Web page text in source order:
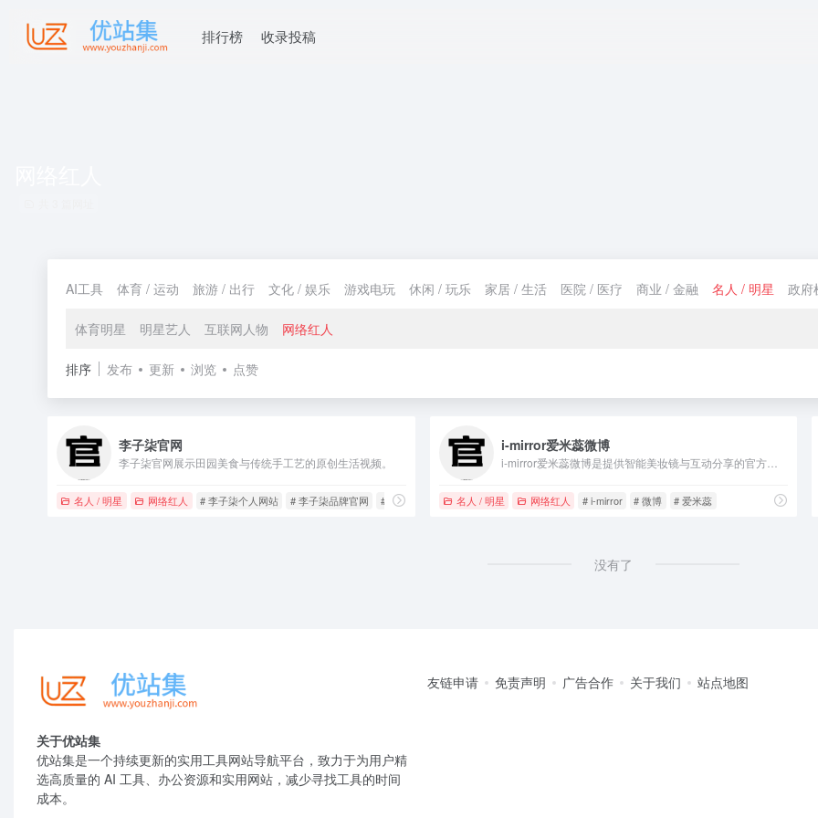
排行榜 收录投稿
AI工具 体育 / 运动 旅游 / 出行 文化 / 娱乐 游戏电玩 休闲 / 玩乐 家居 / 生活 医院 / 医疗 商业 / 金融 名人 / 明星 政府
体育明星 明星艺人 互联网人物 网络红人
排序 发布 更新 浏览 点赞
李子柒官网
李子柒官网展示田园美食与传统手工艺的原创生活视频。
名人 / 明星 网络红人 # 李子柒个人网站 # 李子柒品牌官网 # 李子柒官网
i-mirror爱米蕊微博
i-mirror爱米蕊微博是提供智能美妆镜与互动分享的官方平台。
名人 / 明星 网络红人 # i-mirror # 微博 # 爱米蕊
没有了
关于优站集
优站集是一个持续更新的实用工具网站导航平台，致力于为用户精
选高质量的 AI 工具、办公资源和实用网站，减少寻找工具的时间
成本。
友链申请 免责声明 广告合作 关于我们 站点地图